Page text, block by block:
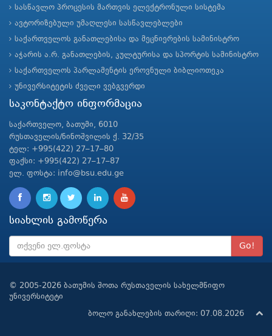
სასწავლო პროცესის მართვის ელექტრონული სისტემა
ავტორიზებული უმაღლესი სასწავლებლები
საქართველოს განათლებისა და მეცნიერების სამინისტრო
აჭარის ა.რ. განათლების, კულტურისა და სპორტის სამინისტრო
საქართველოს პარლამენტის ეროვნული ბიბლიოთეკა
უნივერსიტეტის ძველი ვებგვერდი
საკონტაქტო ინფორმაცია
საქართველო, ბათუმი, 6010
რუსთაველის/ნინოშვილის ქ. 32/35
ტელ: +995(422) 27–17–80
ფაქსი: +995(422) 27–17–87
ელ. ფოსტა: info@bsu.edu.ge
სიახლის გამოწერა
Go!
© 2005-2026 ბათუმის შოთა რუსთაველის სახელმწიფო
უნივერსიტეტი
ბოლო განახლების თარიღი: 07.08.2026